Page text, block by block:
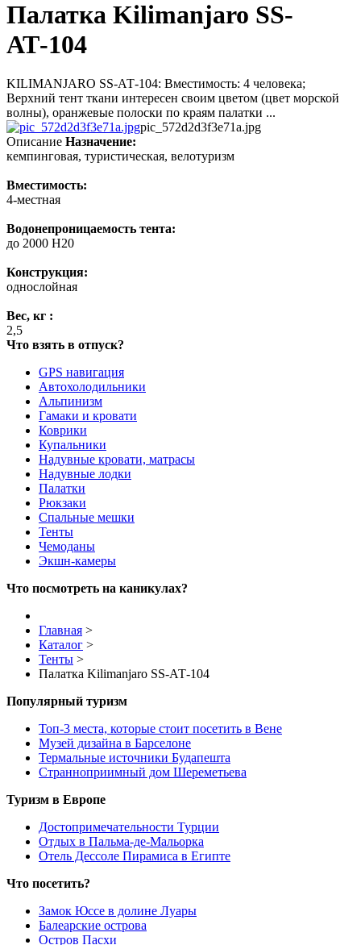
Палатка Kilimanjaro SS-
АТ-104
KILIMANJARO SS-АТ-104: Вместимость: 4 человека;
Верхний тент ткани интересен своим цветом (цвет морской
волны), оранжевые полоски по краям палатки ...
pic_572d2d3f3e71a.jpg
Описание Назначение:
кемпинговая, туристическая, велотуризм
Вместимость:
4-местная
Водонепроницаемость тента:
до 2000 H20
Конструкция:
однослойная
Вес, кг :
2,5
Что взять в отпуск?
GPS навигация
Автохолодильники
Альпинизм
Гамаки и кровати
Коврики
Купальники
Надувные кровати, матрасы
Надувные лодки
Палатки
Рюкзаки
Спальные мешки
Тенты
Чемоданы
Экшн-камеры
Что посмотреть на каникулах?
Главная >
Каталог >
Тенты >
Палатка Kilimanjaro SS-АТ-104
Популярный туризм
Топ-3 места, которые стоит посетить в Вене
Музей дизайна в Барселоне
Термальные источники Будапешта
Странноприимный дом Шереметьева
Туризм в Европе
Достопримечательности Турции
Отдых в Пальма-де-Мальорка
Отель Дессоле Пирамиса в Египте
Что посетить?
Замок Юссе в долине Луары
Балеарские острова
Остров Пасхи